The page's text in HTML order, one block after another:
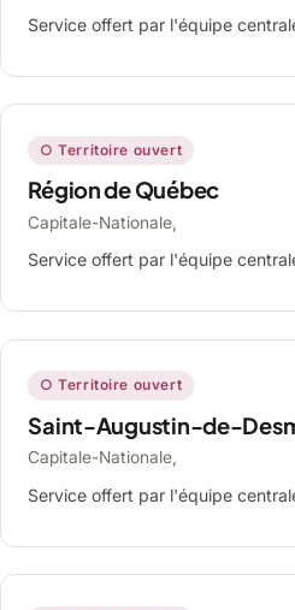
Service offert par l'équipe
○ Territoire ouvert
Région de Québec
Capitale-Nationale,
Service offert par l'équipe
○ Territoire ouvert
Saint-Augustin-de-
Capitale-Nationale,
Service offert par l'équipe